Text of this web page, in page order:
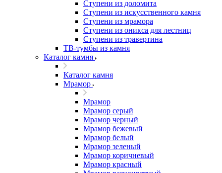
Ступени из доломита
Ступени из искусственного камня
Ступени из мрамора
Ступени из оникса для лестниц
Ступени из травертина
ТВ-тумбы из камня
Каталог камня
Каталог камня
Мрамор
Мрамор
Мрамор серый
Мрамор черный
Мрамор бежевый
Мрамор белый
Мрамор зеленый
Мрамор коричневый
Мрамор красный